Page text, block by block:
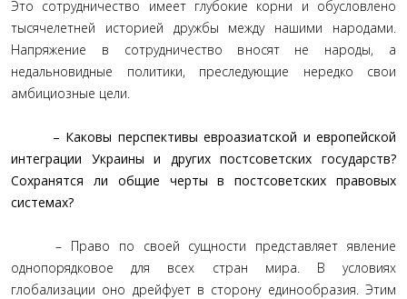
Это сотрудничество имеет глубокие корни и обусловлено
тысячелетней историей дружбы между нашими народами.
Напряжение в сотрудничество вносят не народы, а
недальновидные политики, преследующие нередко свои
амбициозные цели.
– Каковы перспективы евроазиатской и европейской
интеграции Украины и других постсоветских государств?
Сохранятся ли общие черты в постсоветских правовых
системах?
– Право по своей сущности представляет явление
однопорядковое для всех стран мира. В условиях
глобализации оно дрейфует в сторону единообразия. Этим